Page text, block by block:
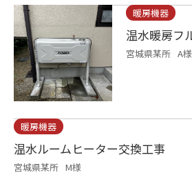
暖房機器
温水暖房フ
宮城県某所 A様
暖房機器
温水ルームヒーター交換工事
宮城県某所 M様